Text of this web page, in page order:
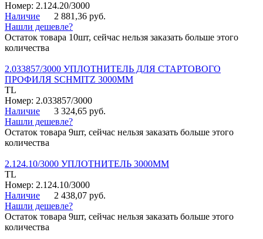
Номер: 2.124.20/3000
Наличие
2 881,36 руб.
Нашли дешевле?
Остаток товара 10шт, сейчас нельзя заказать больше этого
количества
2.033857/3000 УПЛОТНИТЕЛЬ ДЛЯ СТАРТОВОГО
ПРОФИЛЯ SCHMITZ 3000ММ
TL
Номер: 2.033857/3000
Наличие
3 324,65 руб.
Нашли дешевле?
Остаток товара 9шт, сейчас нельзя заказать больше этого
количества
2.124.10/3000 УПЛОТНИТЕЛЬ 3000ММ
TL
Номер: 2.124.10/3000
Наличие
2 438,07 руб.
Нашли дешевле?
Остаток товара 9шт, сейчас нельзя заказать больше этого
количества